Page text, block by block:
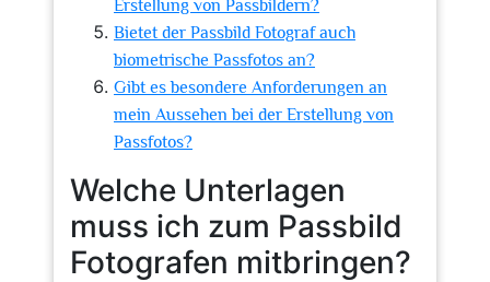
Erstellung von Passbildern?
Bietet der Passbild Fotograf auch
biometrische Passfotos an?
Gibt es besondere Anforderungen an
mein Aussehen bei der Erstellung von
Passfotos?
Welche Unterlagen
muss ich zum Passbild
Fotografen mitbringen?